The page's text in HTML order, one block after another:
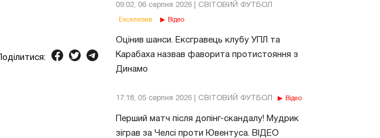
09:02, 06 серпня 2026 | СВІТОВИЙ ФУТБОЛ
Ексклюзив Відео
Оцінив шанси. Ексгравець клубу УПЛ та
Карабаха назвав фаворита протистояння з
Динамо
17:18, 05 серпня 2026 | СВІТОВИЙ ФУТБОЛ Відео
Перший матч після допінг-скандалу! Мудрик
зіграв за Челсі проти Ювентуса. ВІДЕО
Поділитися: